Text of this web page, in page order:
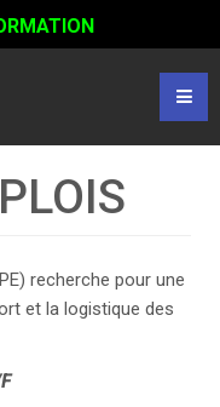
CLIQUER POUR
recherche pour une
et la logistique des